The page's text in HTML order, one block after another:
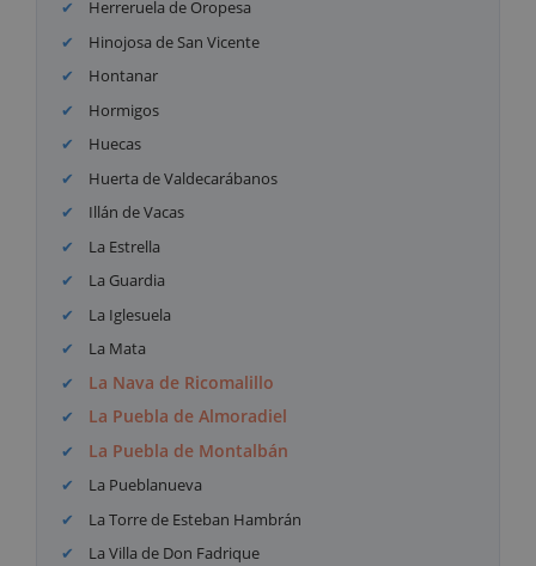
Herreruela de Oropesa
Hinojosa de San Vicente
Hontanar
Hormigos
Huecas
Huerta de Valdecarábanos
Illán de Vacas
La Estrella
La Guardia
La Iglesuela
La Mata
La Nava de Ricomalillo
La Puebla de Almoradiel
La Puebla de Montalbán
La Pueblanueva
La Torre de Esteban Hambrán
La Villa de Don Fadrique